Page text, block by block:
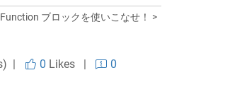
ブロックを使いこなせ！ >
| 0 Likes|
0